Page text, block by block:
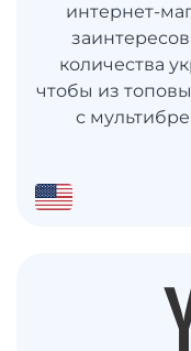
интернет-
количества
чтобы из
с